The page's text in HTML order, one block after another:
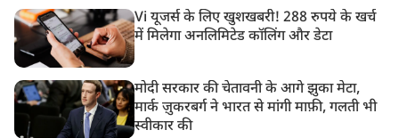
Vi यूजर्स के लिए खुशखबरी! 288 रुपये के खर्च
में मिलेगा अनलिमिटेड कॉलिंग और डेटा
मोदी सरकार की चेतावनी के आगे झुका मेटा,
मार्क ज़ुकरबर्ग ने भारत से मांगी माफ़ी, गलती भी
स्वीकार की